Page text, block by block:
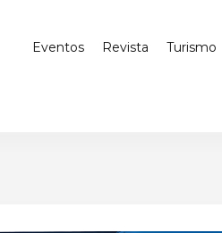
Eventos Revista Turismo